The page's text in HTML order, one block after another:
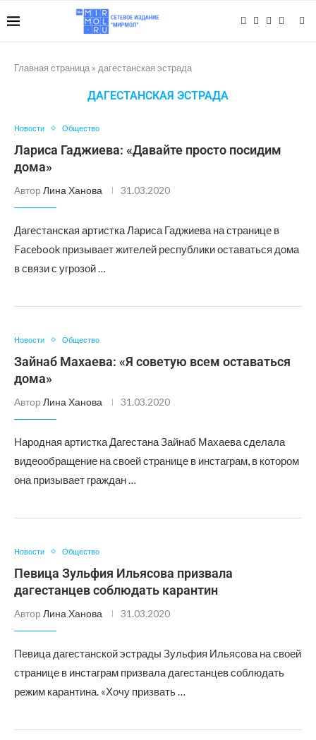
Главная страница » дагестанская эстрада
ДАГЕСТАНСКАЯ ЭСТРАДА
Новости Общество
Лариса Гаджиева: «Давайте просто посидим
дома»
Автор Лина Ханова 31.03.2020
Дагестанская артистка Лариса Гаджиева на странице в
Facebook призывает жителей республики оставаться дома
в связи с угрозой …
Новости Общество
Зайнаб Махаева: «Я советую всем оставаться
дома»
Автор Лина Ханова 31.03.2020
Народная артистка Дагестана Зайнаб Махаева сделала
видеообращение на своей странице в инстаграм, в котором
она призывает граждан …
Новости Общество
Певица Зульфия Ильясова призвала
дагестанцев соблюдать карантин
Автор Лина Ханова 31.03.2020
Певица дагестанской эстрады Зульфия Ильясова на своей
странице в инстаграм призвала дагестанцев соблюдать
режим карантина. «Хочу призвать …